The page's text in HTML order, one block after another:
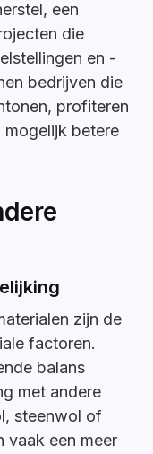
een
die
en -
bedrijven die
profiteren
mogelijk betere
zijn de
factoren.
balans
met andere
steenwol of
vaak een meer